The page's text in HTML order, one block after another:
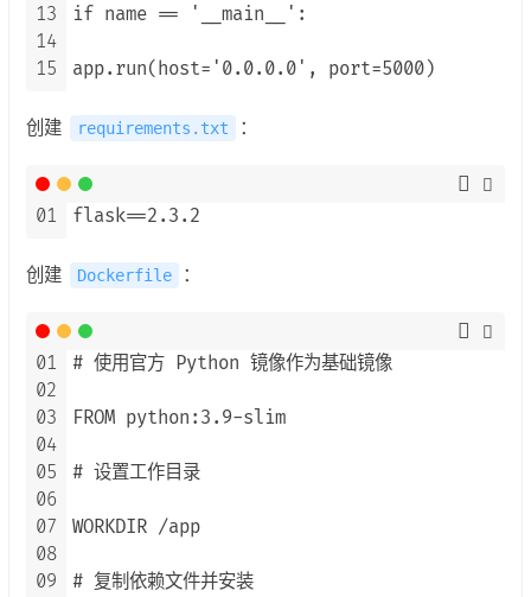
13
14
15
if name == '__main__':
app.run(host='0.0.0.0', port=5000)
创建 requirements.txt ：
01 flask==2.3.2
创建 Dockerfile ：
01
02
03
04
05
06
07
08
09
# 使用官方 Python 镜像作为基础镜像
FROM python:3.9-slim
# 设置工作目录
WORKDIR /app
# 复制依赖文件并安装